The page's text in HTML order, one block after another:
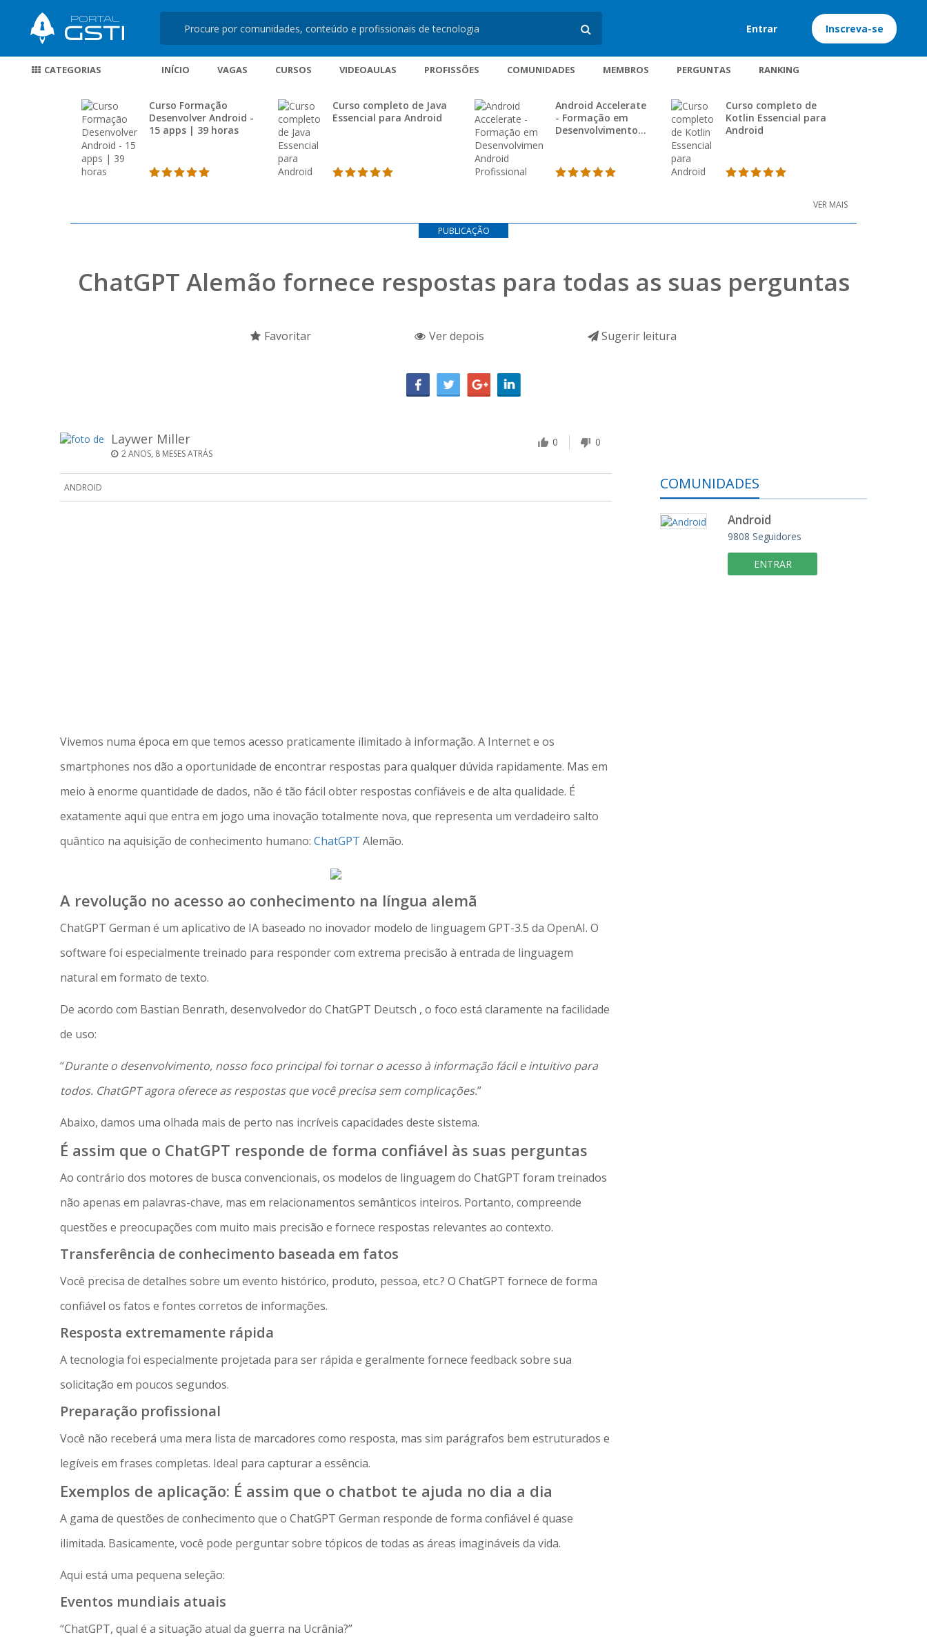
Entrar Inscreva-se
CATEGORIAS INÍCIO VAGAS CURSOS VIDEOAULAS PROFISSÕES COMUNIDADES MEMBROS PERGUNTAS RANKING
Curso Formação
Desenvolver Android -
15 apps | 39 horas
Curso completo de Java
Essencial para Android
Android Accelerate
- Formação em
Desenvolvimento
Curso completo de
Kotlin Essencial para
Android
VER MAIS
PUBLICAÇÃO
ChatGPT Alemão fornece respostas para todas as suas perguntas
Favoritar Ver depois Sugerir leitura
Laywer Miller
2 ANOS, 8 MESES ATRÁS
0 0
ANDROID
Vivemos numa época em que temos acesso praticamente ilimitado à informação. A Internet e os
smartphones nos dão a oportunidade de encontrar respostas para qualquer dúvida rapidamente. Mas em
meio à enorme quantidade de dados, não é tão fácil obter respostas confiáveis ​​e de alta qualidade. É
exatamente aqui que entra em jogo uma inovação totalmente nova, que representa um verdadeiro salto
quântico na aquisição de conhecimento humano: ChatGPT Alemão.
A revolução no acesso ao conhecimento na língua alemã
ChatGPT German é um aplicativo de IA baseado no inovador modelo de linguagem GPT-3.5 da OpenAI. O
software foi especialmente treinado para responder com extrema precisão à entrada de linguagem
natural em formato de texto.
De acordo com Bastian Benrath, desenvolvedor do ChatGPT Deutsch , o foco está claramente na facilidade
de uso:
“Durante o desenvolvimento, nosso foco principal foi tornar o acesso à informação fácil e intuitivo para
todos. ChatGPT agora oferece as respostas que você precisa sem complicações.”
Abaixo, damos uma olhada mais de perto nas incríveis capacidades deste sistema.
É assim que o ChatGPT responde de forma confiável às suas perguntas
Ao contrário dos motores de busca convencionais, os modelos de linguagem do ChatGPT foram treinados
não apenas em palavras-chave, mas em relacionamentos semânticos inteiros. Portanto, compreende
questões e preocupações com muito mais precisão e fornece respostas relevantes ao contexto.
Transferência de conhecimento baseada em fatos
Você precisa de detalhes sobre um evento histórico, produto, pessoa, etc.? O ChatGPT fornece de forma
confiável os fatos e fontes corretos de informações.
Resposta extremamente rápida
A tecnologia foi especialmente projetada para ser rápida e geralmente fornece feedback sobre sua
solicitação em poucos segundos.
Preparação profissional
Você não receberá uma mera lista de marcadores como resposta, mas sim parágrafos bem estruturados e
legíveis em frases completas. Ideal para capturar a essência.
Exemplos de aplicação: É assim que o chatbot te ajuda no dia a dia
A gama de questões de conhecimento que o ChatGPT German responde de forma confiável é quase
ilimitada. Basicamente, você pode perguntar sobre tópicos de todas as áreas imagináveis ​​da vida.
Aqui está uma pequena seleção:
Eventos mundiais atuais
“ChatGPT, qual é a situação atual da guerra na Ucrânia?”
COMUNIDADES
Android
9808 Seguidores
ENTRAR